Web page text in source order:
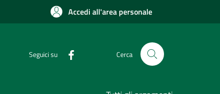
Accedi all'area personale
Seguici su Cerca